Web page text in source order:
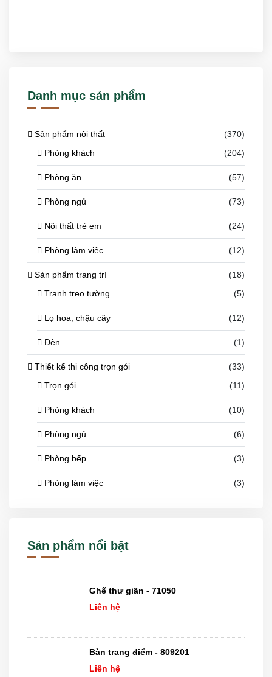
Danh mục sản phẩm
Sản phẩm nội thất
(370)
Phòng khách
(204)
Phòng ăn (57)
Phòng ngủ (73)
Nội thất trẻ em (24)
Phòng làm việc (12)
Sản phẩm trang trí
(18)
Tranh treo tường
(5)
Lọ hoa, chậu cây (12)
Đèn (1)
Thiết kế thi công trọn gói
(33)
Trọn gói
(11)
Phòng khách (10)
Phòng ngủ (6)
Phòng bếp (3)
Phòng làm việc (3)
Sản phẩm nổi bật
Ghế thư giãn - 71050
Liên hệ
Bàn trang điểm - 809201
Liên hệ